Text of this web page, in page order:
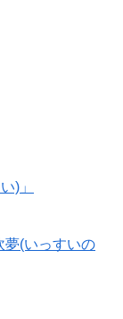
)」
夢(いっすいの